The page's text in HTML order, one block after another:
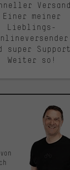
Einer meiner
Lieblings-
super
Weiter so!